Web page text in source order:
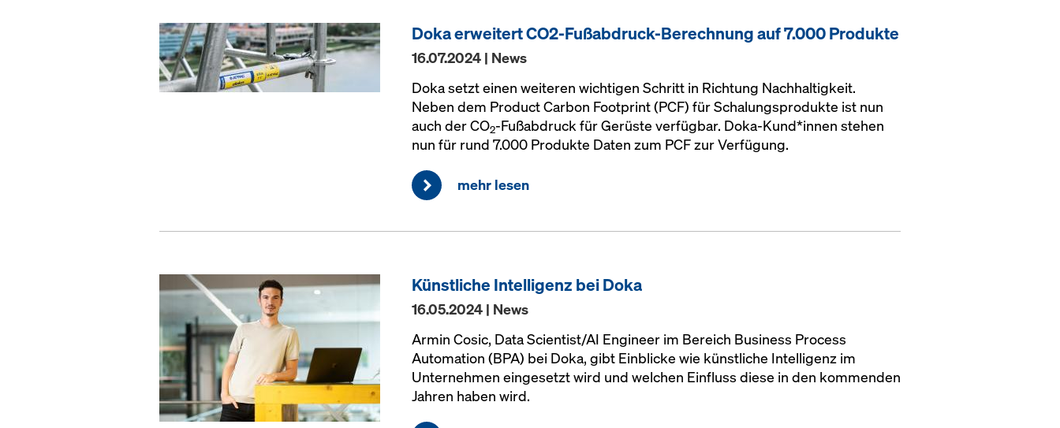
Doka erweitert CO2-Fußabdruck-Berechnung auf 7.000 Produkte
16.07.2024 | News
Doka setzt einen weiteren wichtigen Schritt in Richtung Nachhaltigkeit.
Neben dem Product Carbon Footprint (PCF) für Schalungsprodukte ist nun
auch der CO2-Fußabdruck für Gerüste verfügbar. Doka-Kund*innen stehen
nun für rund 7.000 Produkte Daten zum PCF zur Verfügung.
mehr lesen
Künstliche Intelligenz bei Doka
16.05.2024 | News
Armin Cosic, Data Scientist/AI Engineer im Bereich Business Process
Automation (BPA) bei Doka, gibt Einblicke wie künstliche Intelligenz im
Unternehmen eingesetzt wird und welchen Einfluss diese in den kommenden
Jahren haben wird.